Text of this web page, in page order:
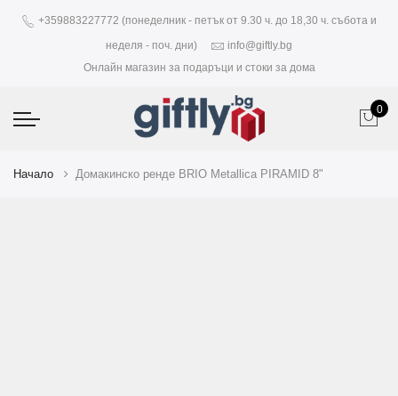
+359883227772 (понеделник - петък от 9.30 ч. до 18,30 ч. събота и
неделя - поч. дни)
info@giftly.bg
Онлайн магазин за подаръци и стоки за дома
0
Начало Домакинско ренде BRIO Metallica PIRAMID 8"